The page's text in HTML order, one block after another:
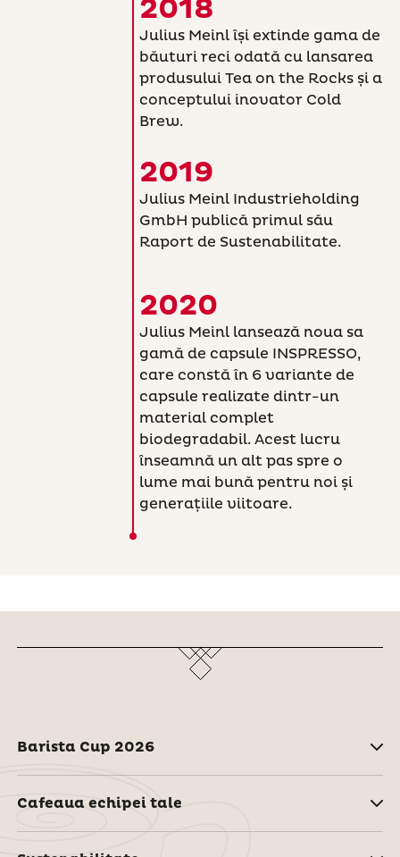
2018
Julius Meinl își extinde gama de
băuturi reci odată cu lansarea
produsului Tea on the Rocks și a
conceptului inovator Cold
Brew.
2019
Julius Meinl Industrieholding
GmbH publică primul său
Raport de Sustenabilitate.
2020
Julius Meinl lansează noua sa
gamă de capsule INSPRESSO,
care constă în 6 variante de
capsule realizate dintr-un
material complet
biodegradabil. Acest lucru
înseamnă un alt pas spre o
lume mai bună pentru noi și
generațiile viitoare.
Barista Cup 2026
Cafeaua echipei tale